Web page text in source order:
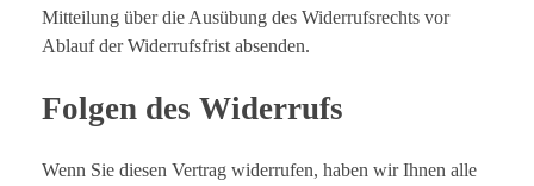
Mitteilung über die Ausübung des Widerrufsrechts vor
Ablauf der Widerrufsfrist absenden.
Folgen des Widerrufs
Wenn Sie diesen Vertrag widerrufen, haben wir Ihnen alle